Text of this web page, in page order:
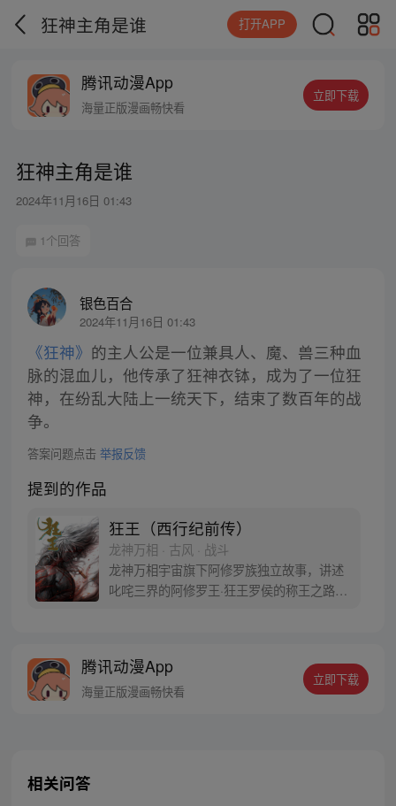
狂神主角是谁 打开APP
腾讯动漫App
海量正版漫画畅快看
立即下载
狂神主角是谁
2024年11月16日 01:43
1个回答
银色百合
2024年11月16日 01:43
《狂神》 的主人公是一位兼具人、魔、兽三种血
脉的混血儿，他传承了狂神衣钵，成为了一位狂
神，在纷乱大陆上一统天下，结束了数百年的战
争。
答案问题点击 举报反馈
提到的作品
狂王（西行纪前传）
龙神万相 · 古风 · 战斗
龙神万相宇宙旗下阿修罗族独立故事，讲述
叱咤三界的阿修罗王·狂王罗侯的称王之路。
有鱼最终背负挚友的信念成为阿修罗王—狂
王，更名罗侯。天界与阿修罗的百年大战随
腾讯动漫App
海量正版漫画畅快看
立即下载
相关问答